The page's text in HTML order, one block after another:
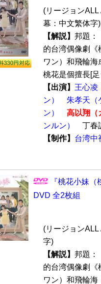
(リージョン
幕：中文繁体字)
【解説】 邦題：
的台湾偶像劇《
ワン）和飛輪
桃花是個擅長[
【出演】 王心凌
ン）
朱孝天（
ン）
高以翔（
ンルン）
丁
【制作】 台湾中
『桃花小妹
DVD 全2枚組
(リージョン
字)
【解説】 邦題：
的台湾偶像劇《
ワン）和飛輪